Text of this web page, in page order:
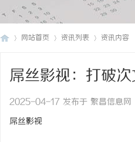
网站首页 资讯列表 资讯内容
屌丝影视：打破
2025-04-17 发布于 繁昌信息网
屌丝影视